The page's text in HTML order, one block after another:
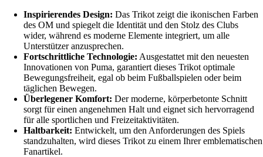
Inspirierendes Design: Das Trikot zeigt die ikonischen Farben
des OM und spiegelt die Identität und den Stolz des Clubs
wider, während es moderne Elemente integriert, um alle
Unterstützer anzusprechen.
Fortschrittliche Technologie: Ausgestattet mit den neuesten
Innovationen von Puma, garantiert dieses Trikot optimale
Bewegungsfreiheit, egal ob beim Fußballspielen oder beim
täglichen Bewegen.
Überlegener Komfort: Der moderne, körperbetonte Schnitt
sorgt für einen angenehmen Halt und eignet sich hervorragend
für alle sportlichen und Freizeitaktivitäten.
Haltbarkeit: Entwickelt, um den Anforderungen des Spiels
standzuhalten, wird dieses Trikot zu einem Ihrer emblematischen
Fanartikel.